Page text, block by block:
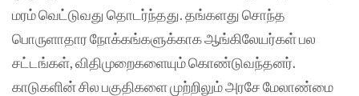
மரம் வெட்டுவது தொடர்ந்தது. தங்களது சொந்த
பொருளாதார நோக்கங்களுக்காக ஆங்கிலேயர்கள் பல
சட்டங்கள், விதிமுறைகளையும் கொண்டுவந்தனர்.
காடுகளின் சில பகுதிகளை முற்றிலும் அரசே மேலாண்மை